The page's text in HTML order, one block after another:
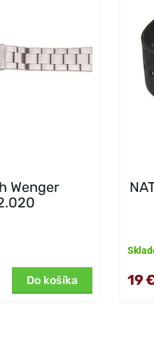
Wenger
Do košíka 19